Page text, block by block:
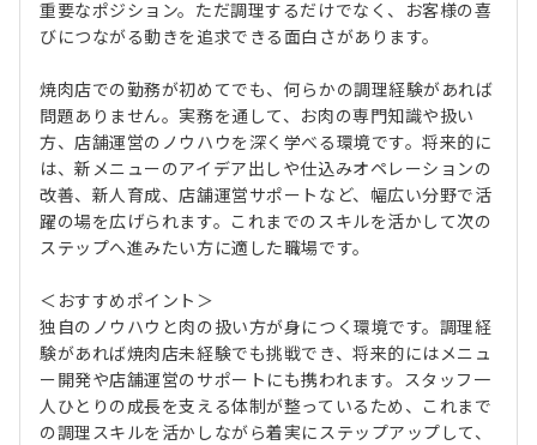
重要なポジション。ただ調理するだけでなく、お客様の喜
びにつながる動きを追求できる面白さがあります。
焼肉店での勤務が初めてでも、何らかの調理経験があれば
問題ありません。実務を通して、お肉の専門知識や扱い
方、店舗運営のノウハウを深く学べる環境です。将来的に
は、新メニューのアイデア出しや仕込みオペレーションの
改善、新人育成、店舗運営サポートなど、幅広い分野で活
躍の場を広げられます。これまでのスキルを活かして次の
ステップへ進みたい方に適した職場です。
＜おすすめポイント＞
独自のノウハウと肉の扱い方が身につく環境です。調理経
験があれば焼肉店未経験でも挑戦でき、将来的にはメニュ
ー開発や店舗運営のサポートにも携われます。スタッフ一
人ひとりの成長を支える体制が整っているため、これまで
の調理スキルを活かしながら着実にステップアップして、